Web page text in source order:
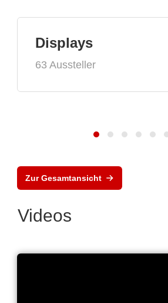
Displays
63 Aussteller
Zur Gesamtansicht
Videos